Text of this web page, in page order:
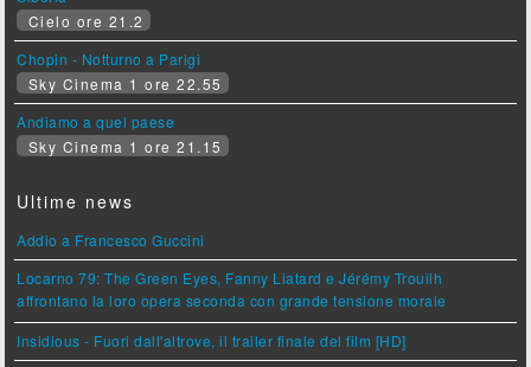
Cielo ore 21.2
Chopin - Notturno a Parigi
Sky Cinema 1 ore 22.55
Andiamo a quel paese
Sky Cinema 1 ore 21.15
Ultime news
Addio a Francesco Guccini
Locarno 79: The Green Eyes, Fanny Liatard e Jérémy Trouilh
affrontano la loro opera seconda con grande tensione morale
Insidious - Fuori dall'altrove, il trailer finale del film [HD]